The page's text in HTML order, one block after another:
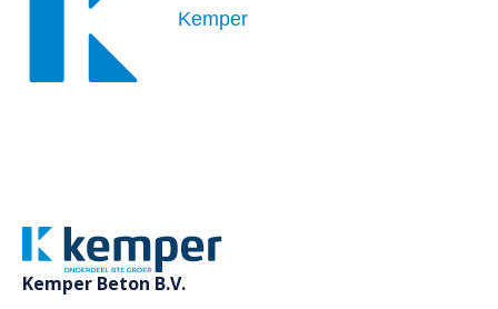
Kemper
Kemper Beton B.V.